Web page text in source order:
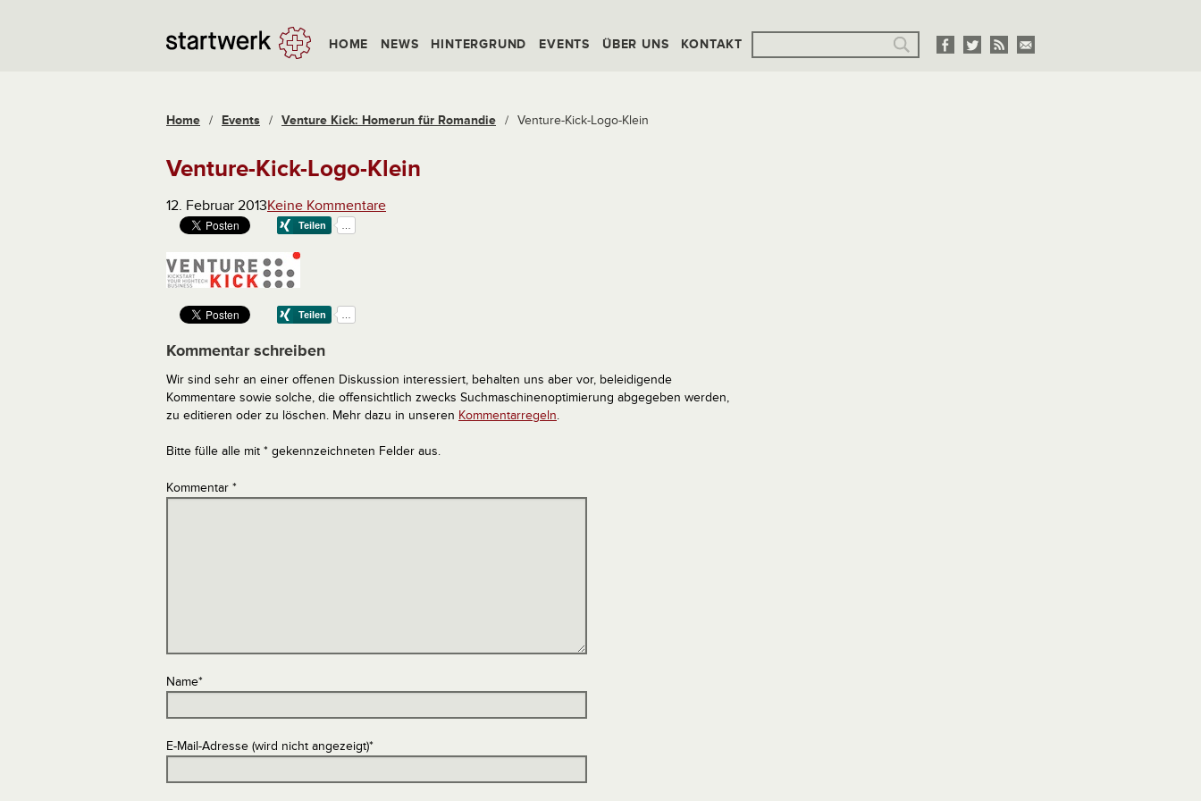
HOME NEWS HINTERGRUND EVENTS ÜBER UNS KONTAKT
Home / Events / Venture Kick: Homerun für Romandie / Venture-Kick-Logo-Klein
Venture-Kick-Logo-Klein
12. Februar 2013Keine Kommentare
Kommentar schreiben
Wir sind sehr an einer offenen Diskussion interessiert, behalten uns aber vor, beleidigende
Kommentare sowie solche, die offensichtlich zwecks Suchmaschinenoptimierung abgegeben werden,
zu editieren oder zu löschen. Mehr dazu in unseren Kommentarregeln.
Bitte fülle alle mit * gekennzeichneten Felder aus.
Kommentar *
Name*
E-Mail-Adresse (wird nicht angezeigt)*